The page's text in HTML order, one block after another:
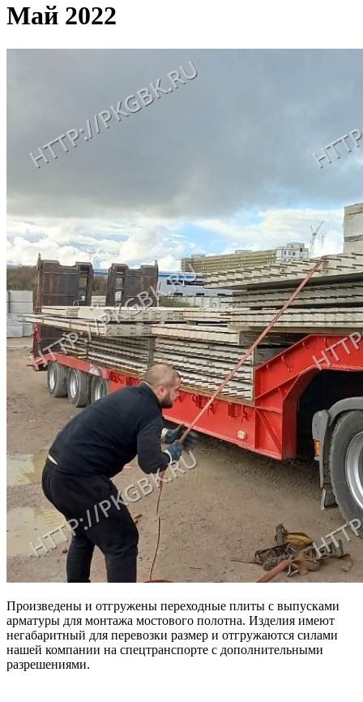
Май 2022
Произведены и отгружены переходные плиты с выпусками
арматуры для монтажа мостового полотна. Изделия имеют
негабаритный для перевозки размер и отгружаются силами
нашей компании на спецтранспорте с дополнительными
разрешениями.